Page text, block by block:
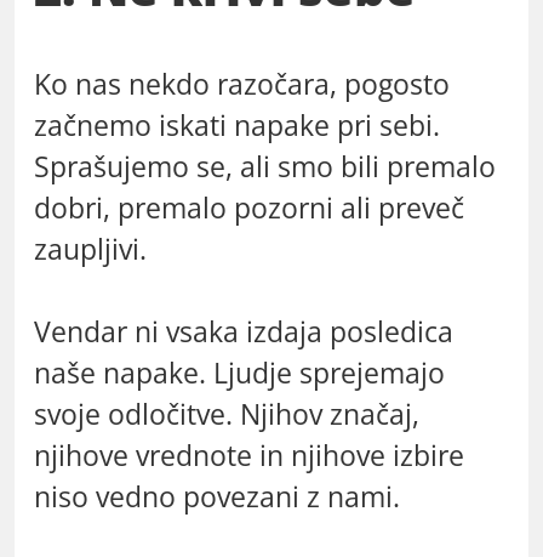
Ko nas nekdo razočara, pogosto
začnemo iskati napake pri sebi.
Sprašujemo se, ali smo bili premalo
dobri, premalo pozorni ali preveč
zaupljivi.
Vendar ni vsaka izdaja posledica
naše napake. Ljudje sprejemajo
svoje odločitve. Njihov značaj,
njihove vrednote in njihove izbire
niso vedno povezani z nami.